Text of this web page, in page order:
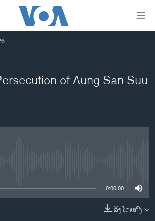
າທີບໍດີ ສະຫະລັດ 2024
of Aung San Suu
0:00:00
ລິງໂດຍກົງ